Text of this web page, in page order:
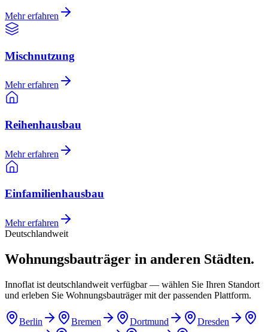
Mehr erfahren
Mischnutzung
Mehr erfahren
Reihenhausbau
Mehr erfahren
Einfamilienhausbau
Mehr erfahren
Deutschlandweit
Wohnungsbauträger in anderen Städten.
Innoflat ist deutschlandweit verfügbar — wählen Sie Ihren Standort
und erleben Sie Wohnungsbauträger mit der passenden Plattform.
Berlin Bremen Dortmund
Dresden